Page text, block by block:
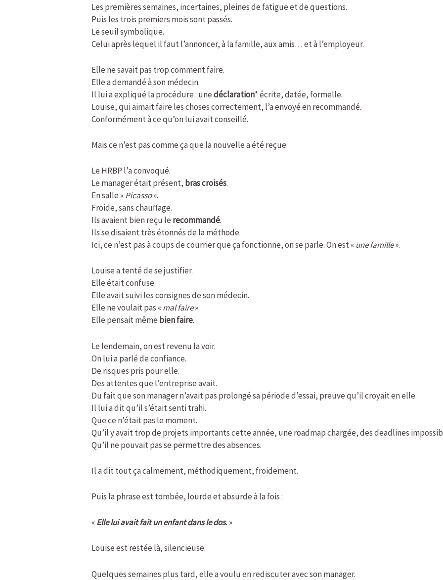
Les premières semaines, incertaines, pleines de fatigue et de questions.
Puis les trois premiers mois sont passés.
Le seuil symbolique.
Celui après lequel il faut l’annoncer, à la famille, aux amis… et à l’employeur.
Elle ne savait pas trop comment faire.
Elle a demandé à son médecin.
Il lui a expliqué la procédure : unedéclaration* écrite, datée, formelle.
Louise, qui aimait faire les choses correctement, l’a envoyé en recommandé.
Conformément à ce qu’on lui avait conseillé.
Mais ce n’est pas comme ça que la nouvelle a été reçue.
Le HRBP l’a convoqué.
Le manager était présent, bras croisés.
En salle «Picasso».
Froide, sans chauffage.
Ils avaient bien reçu le recommandé.
Ils se disaient très étonnés de la méthode.
Ici, ce n’est pas à coups de courrier que ça fonctionne, on se parle. On est « une famille».
Louise a tenté de se justifier.
Elle était confuse.
Elle avait suivi les consignes de son médecin.
Elle ne voulait pas «mal faire».
Elle pensait même bien faire.
Le lendemain, on est revenu la voir.
On lui a parlé de confiance.
De risques pris pour elle.
Des attentes que l’entreprise avait.
Du fait que son manager n’avait pas prolongé sa période d’essai, preuve qu’il croyait en elle.
Il lui a dit qu’il s’était senti trahi.
Que ce n’était pas le moment.
Qu’il y avait trop de projets importants cette année, une roadmap chargée, des deadlines
Qu’il ne pouvait pas se permettre des absences.
Il a dit tout ça calmement, méthodiquement, froidement.
Puis la phrase est tombée, lourde et absurde à la fois :
«Elle lui avait fait un enfant dans le dos.»
Louise est restée là, silencieuse.
Quelques semaines plus tard, elle a voulu en rediscuter avec son manager.